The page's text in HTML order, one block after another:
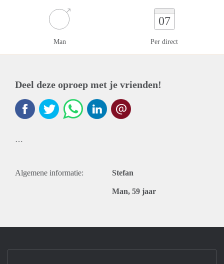
Man
07
Per direct
Deel deze oproep met je vrienden!
…
Algemene informatie: Stefan
Man, 59 jaar